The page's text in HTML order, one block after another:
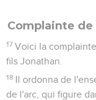
Complainte de
17 Voici la
fils Jonathan.
18 Il ordonna de
de l'arc, qui figure